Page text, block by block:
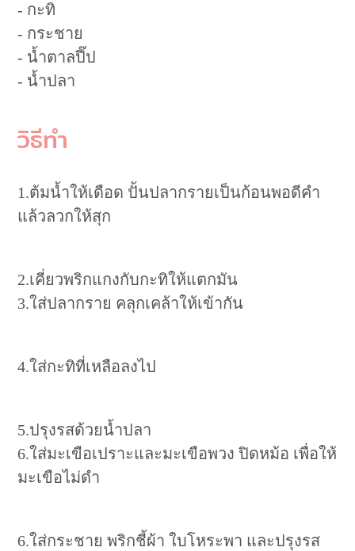
- กะทิ
- กระชาย
- น้ำตาลปี๊ป
- น้ำปลา
วิธีทำ
1.ต้มน้ำให้เดือด ปั้นปลากรายเป็นก้อนพอดีคำ
แล้วลวกให้สุก
2.เคี่ยวพริกแกงกับกะทิให้แตกมัน
3.ใส่ปลากราย คลุกเคล้าให้เข้ากัน
4.ใส่กะทิที่เหลือลงไป
5.ปรุงรสด้วยน้ำปลา
6.ใส่มะเขือเปราะและมะเขือพวง ปิดหม้อ เพื่อให้
มะเขือไม่ดำ
6.ใส่กระชาย พริกชี้ผ้า ใบโหระพา และปรุงรส